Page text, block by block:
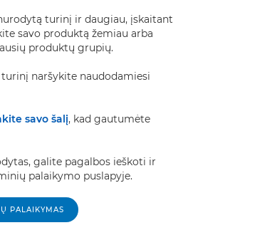
turinį ir daugiau, įskaitant
savo produktą žemiau arba
produktų grupių.
naršykite naudodamiesi
savo šalį, kad gautumėte
galite pagalbos ieškoti ir
palaikymo puslapyje.
PALAIKYMAS